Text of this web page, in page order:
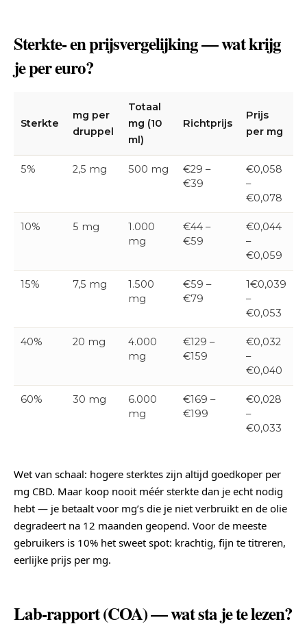
Sterkte- en prijsvergelijking — wat krijg
je per euro?
Sterkte
mg per
druppel
Totaal
mg (10
ml)
Richtprijs
Prijs
per mg
5% 2,5 mg 500 mg
€29 –
€39
€0,058
–
€0,078
10% 5 mg
1.000
mg
€44 –
€59
€0,044
–
€0,059
15% 7,5 mg
1.500
mg
€59 –
€79
1€0,039
–
€0,053
40% 20 mg
4.000
mg
€129 –
€159
€0,032
–
€0,040
60% 30 mg
6.000
mg
€169 –
€199
€0,028
–
€0,033
Wet van schaal: hogere sterktes zijn altijd goedkoper per
mg CBD. Maar koop nooit méér sterkte dan je echt nodig
hebt — je betaalt voor mg’s die je niet verbruikt en de olie
degradeert na 12 maanden geopend. Voor de meeste
gebruikers is 10% het sweet spot: krachtig, fijn te titreren,
eerlijke prijs per mg.
Lab-rapport (COA) — wat sta je te lezen?